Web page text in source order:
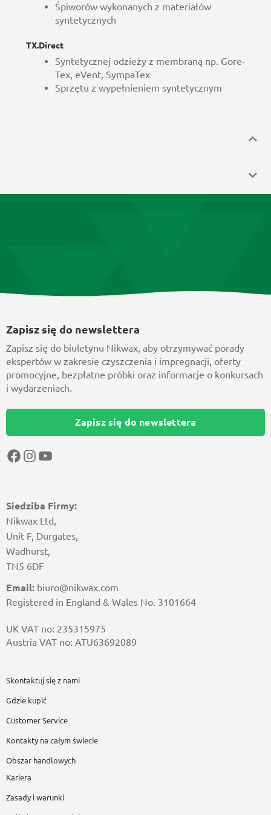
Śpiworów wykonanych z materiałów
syntetycznych
TX.Direct
Syntetycznej odzieży z membraną np. Gore-
Tex, eVent, SympaTex
Sprzętu z wypełnieniem syntetycznym
Siedziba Firmy:
Nikwax Ltd,
Unit F, Durgates,
Wadhurst,
TN5 6DF
Email: biuro@nikwax.com
Registered in England & Wales No. 3101664
UK VAT no: 235315975
Austria VAT no: ATU63692089
Skontaktuj się z nami
Gdzie kupić
Customer Service
Kontakty na całym świecie
Obszar handlowych
Kariera
Zasady i warunki
Zapisz się do newslettera
Zapisz się do biuletynu Nikwax, aby otrzymywać porady
ekspertów w zakresie czyszczenia i impregnacji, oferty
promocyjne, bezpłatne próbki oraz informacje o konkursach
i wydarzeniach.
Zapisz się do newslettera
Facebook
Instagram
YouTube